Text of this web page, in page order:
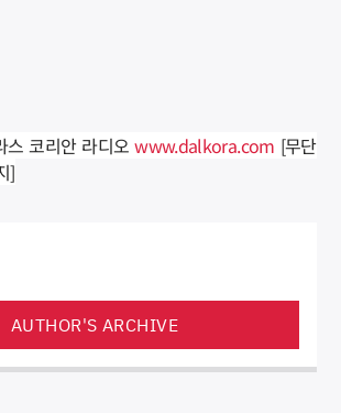
코리안 라디오www.dalkora.com [무단
]
AUTHOR'S ARCHIVE